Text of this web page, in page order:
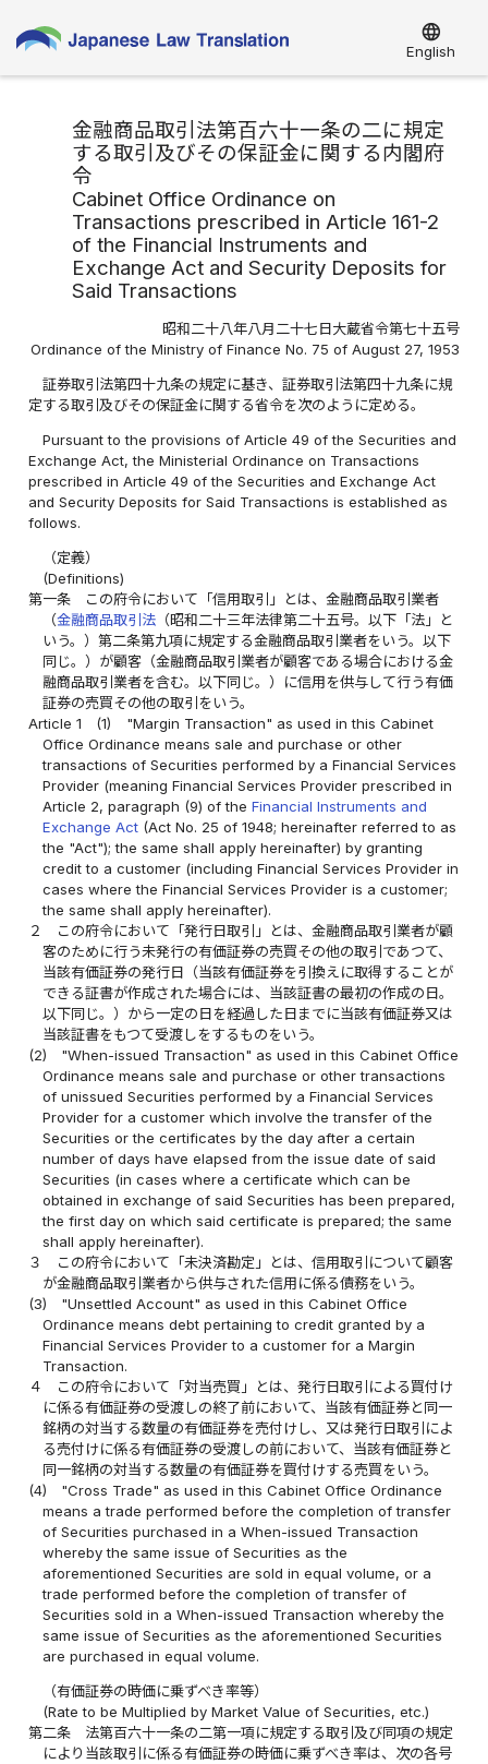
language
English
金融商品取引法第百六十一条の二に規定
する取引及びその保証金に関する内閣府
令
Cabinet Office Ordinance on
Transactions prescribed in Article 161-2
of the Financial Instruments and
Exchange Act and Security Deposits for
Said Transactions
昭和二十八年八月二十七日大蔵省令第七十五号
Ordinance of the Ministry of Finance No. 75 of August 27, 1953
証券取引法第四十九条の規定に基き、証券取引法第四十九条に規
定する取引及びその保証金に関する省令を次のように定める。
Pursuant to the provisions of Article 49 of the Securities and
Exchange Act, the Ministerial Ordinance on Transactions
prescribed in Article 49 of the Securities and Exchange Act
and Security Deposits for Said Transactions is established as
follows.
（定義）
(Definitions)
第一条
この府令において「信用取引」とは、金融商品取引業者
（金融商品取引法 （昭和二十三年法律第二十五号。以下「法」と
いう。）第二条第九項に規定する金融商品取引業者をいう。以下
同じ。）が顧客（金融商品取引業者が顧客である場合における金
融商品取引業者を含む。以下同じ。）に信用を供与して行う有価
証券の売買その他の取引をいう。
Article 1
(1)
"Margin Transaction" as used in this Cabinet
Office Ordinance means sale and purchase or other
transactions of Securities performed by a Financial Services
Provider (meaning Financial Services Provider prescribed in
Article 2, paragraph (9) of theFinancial Instruments and
Exchange Act (Act No. 25 of 1948; hereinafter referred to as
the "Act"); the same shall apply hereinafter) by granting
credit to a customer (including Financial Services Provider in
cases where the Financial Services Provider is a customer;
the same shall apply hereinafter).
２
この府令において「発行日取引」とは、金融商品取引業者が顧
客のために行う未発行の有価証券の売買その他の取引であつて、
当該有価証券の発行日（当該有価証券を引換えに取得することが
できる証書が作成された場合には、当該証書の最初の作成の日。
以下同じ。）から一定の日を経過した日までに当該有価証券又は
当該証書をもつて受渡しをするものをいう。
(2)
"When-issued Transaction" as used in this Cabinet Office
Ordinance means sale and purchase or other transactions
of unissued Securities performed by a Financial Services
Provider for a customer which involve the transfer of the
Securities or the certificates by the day after a certain
number of days have elapsed from the issue date of said
Securities (in cases where a certificate which can be
obtained in exchange of said Securities has been prepared,
the first day on which said certificate is prepared; the same
shall apply hereinafter).
３
この府令において「未決済勘定」とは、信用取引について顧客
が金融商品取引業者から供与された信用に係る債務をいう。
(3)
"Unsettled Account" as used in this Cabinet Office
Ordinance means debt pertaining to credit granted by a
Financial Services Provider to a customer for a Margin
Transaction.
４
この府令において「対当売買」とは、発行日取引による買付け
に係る有価証券の受渡しの終了前において、当該有価証券と同一
銘柄の対当する数量の有価証券を売付けし、又は発行日取引によ
る売付けに係る有価証券の受渡しの前において、当該有価証券と
同一銘柄の対当する数量の有価証券を買付けする売買をいう。
(4)
"Cross Trade" as used in this Cabinet Office Ordinance
means a trade performed before the completion of transfer
of Securities purchased in a When-issued Transaction
whereby the same issue of Securities as the
aforementioned Securities are sold in equal volume, or a
trade performed before the completion of transfer of
Securities sold in a When-issued Transaction whereby the
same issue of Securities as the aforementioned Securities
are purchased in equal volume.
（有価証券の時価に乗ずべき率等）
(Rate to be Multiplied by Market Value of Securities, etc.)
第二条
法第百六十一条の二第一項に規定する取引及び同項の規定
により当該取引に係る有価証券の時価に乗ずべき率は、次の各号